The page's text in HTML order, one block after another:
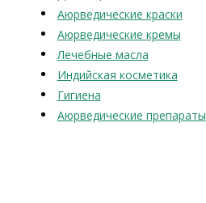
Аюрведические краски
Аюрведические кремы
Лечебные масла
Индийская косметика
Гигиена
Аюрведические препараты